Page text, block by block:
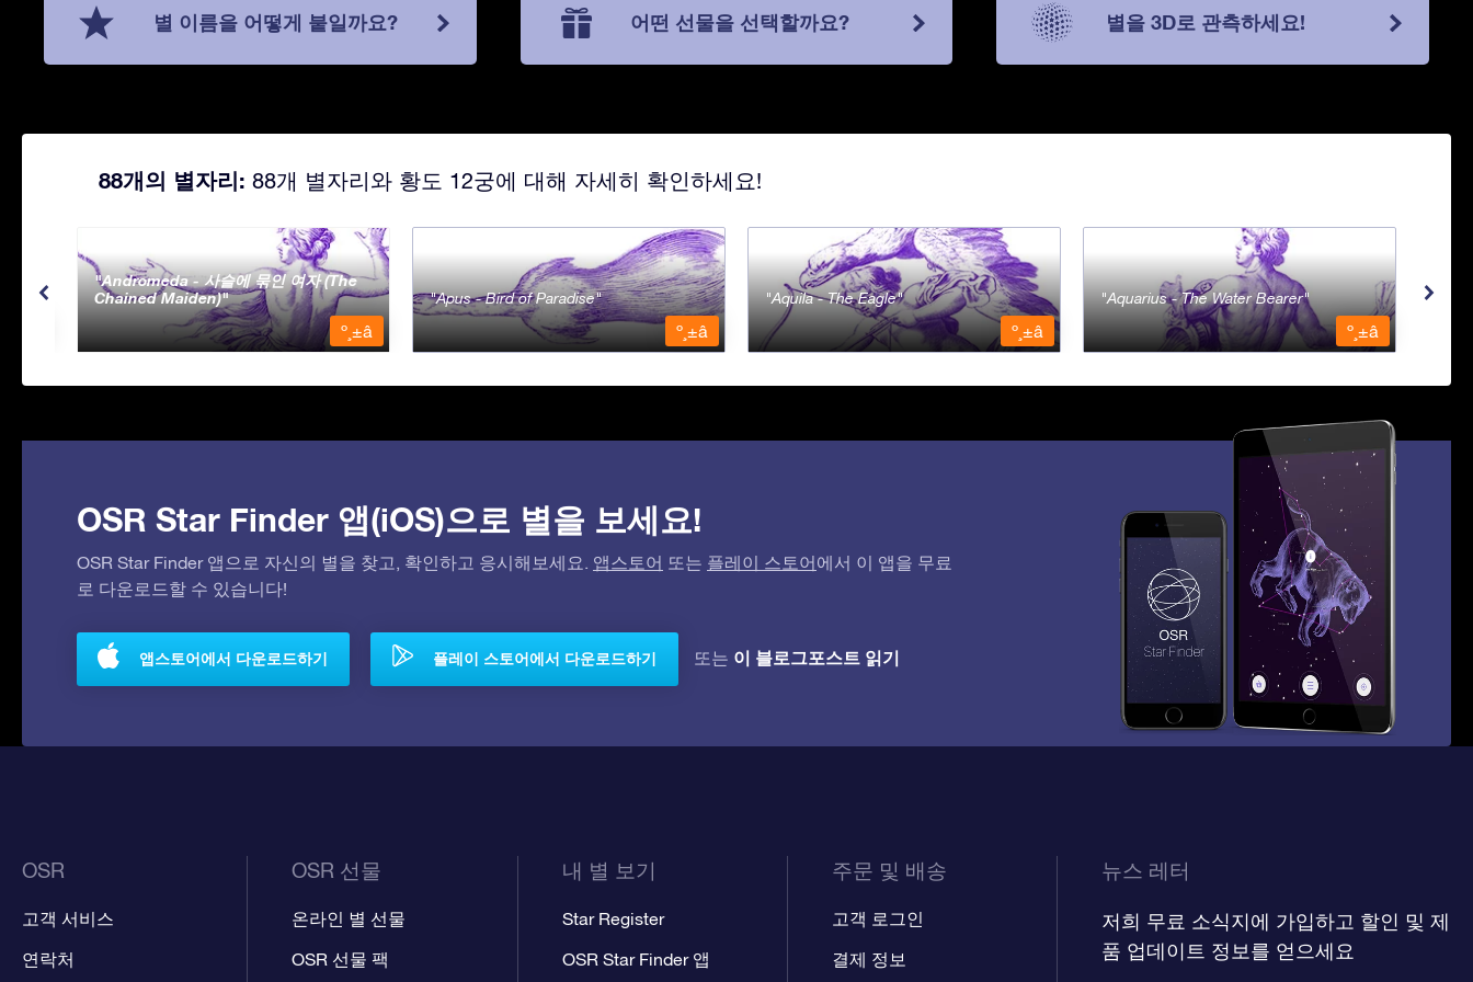
별 이름을 어떻게 붙일까요? 어떤 선물을 선택할까요? 별을 3D로 관측하세요!
88개의 별자리: 88개 별자리와 황도 12궁에 대해 자세히 확인하세요!
Andromeda - 사슬에 묶인 여자 (The
Chained Maiden)
º¸±â
Apus - Bird of Paradise
º¸±â
Aquila - The Eagle
º¸±â
Aquarius - The Water Bearer
º¸±â
OSR Star Finder 앱(iOS)으로 별을 보세요!
OSR Star Finder 앱으로 자신의 별을 찾고, 확인하고 응시해보세요. 앱스토어 또는 플레이 스토어에서 이 앱을 무료
로 다운로드할 수 있습니다!
앱스토어에서 다운로드하기 플레이 스토어에서 다운로드하기 또는 이 블로그포스트 읽기
OSR
고객 서비스
연락처
OSR 선물
온라인 별 선물
OSR 선물 팩
내 별 보기
Star Register
OSR Star Finder 앱
주문 및 배송
고객 로그인
결제 정보
뉴스 레터
저희 무료 소식지에 가입하고 할인 및 제
품 업데이트 정보를 얻으세요